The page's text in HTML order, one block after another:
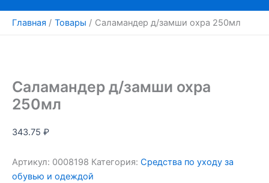
Главная Товары Саламандер д/замши охра 250мл
Саламандер д/замши охра
250мл
343.75 ₽
Артикул: 0008198 Категория: Средства по уходу за
обувью и одеждой